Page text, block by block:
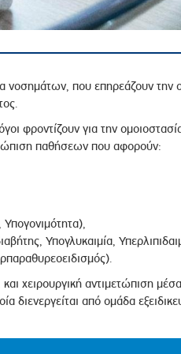
νοσημάτων, που επηρεάζουν την
φροντίζουν για την
παθήσεων που αφορούν:
Υπογλυκαιμία,
χειρουργική αντιμετώπιση
διενεργείται από ομάδα